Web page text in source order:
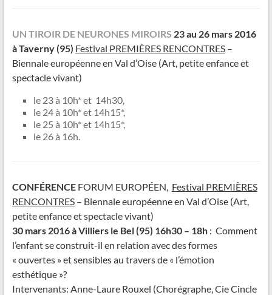
UN TIROIR DE NEURONES MIROIRS 23 au 26 mars 2016
à Taverny (95) Festival PREMIÈRES RENCONTRES–
Biennale européenne en Val d’Oise (Art, petite enfance et
spectacle vivant)
le 23 à 10h* et 14h30,
le 24 à 10h* et 14h15*,
le 25 à 10h* et 14h15*,
le 26 à 16h.
CONFÉRENCE FORUM EUROPÉEN, Festival PREMIÈRES
RENCONTRES– Biennale européenne en Val d’Oise (Art,
petite enfance et spectacle vivant)
30 mars 2016 à Villiers le Bel (95) 16h30 – 18h: Comment
l’enfant se construit-il en relation avec des formes
« ouvertes » et sensibles au travers de « l’émotion
esthétique »?
Intervenants: Anne-Laure Rouxel (Chorégraphe, Cie Cincle